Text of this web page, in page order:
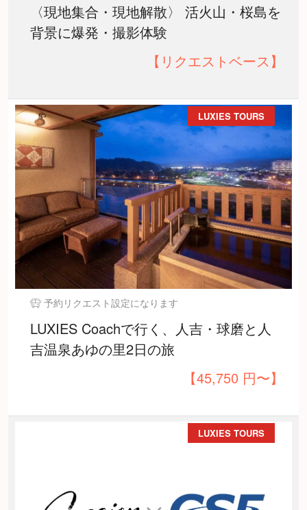
〈現地集合・現地解散〉 活火山・桜島を
背景に爆発・撮影体験
【リクエストベース】
LUXIES TOURS
予約リクエスト設定になります
LUXIES Coachで行く、人吉・球磨と人
吉温泉あゆの里2日の旅
【45,750 円〜】
LUXIES TOURS